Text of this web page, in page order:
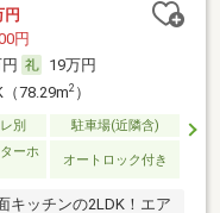
円
円
19万円
（78.29m2）
別 駐車場(近隣含)
ーホ
オートロック付き
キッチンの2LDK！エア